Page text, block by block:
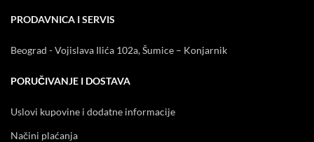
PRODAVNICA I SERVIS
Beograd - Vojislava Ilića 102a, Šumice – Konjarnik
PORUČIVANJE I DOSTAVA
Uslovi kupovine i dodatne informacije
Načini plaćanja